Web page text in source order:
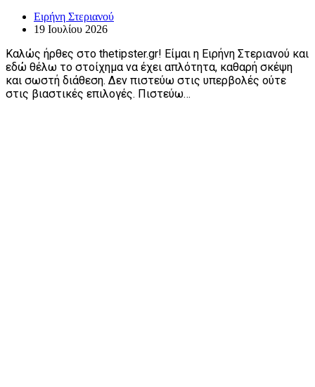
Ειρήνη Στεριανού
19 Ιουλίου 2026
Καλώς ήρθες στο thetipster.gr! Είμαι η Ειρήνη Στεριανού και
εδώ θέλω το στοίχημα να έχει απλότητα, καθαρή σκέψη
και σωστή διάθεση. Δεν πιστεύω στις υπερβολές ούτε
στις βιαστικές επιλογές. Πιστεύω…